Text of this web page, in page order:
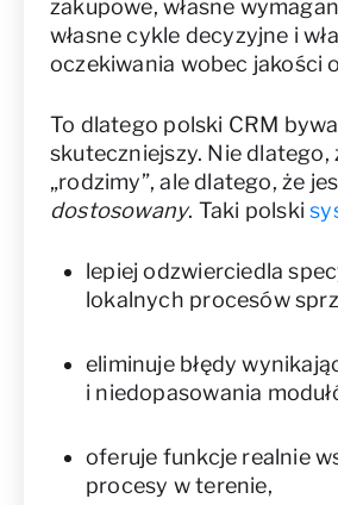
zakupowe, własne
własne cykle decyzyjne i
oczekiwania wobec jakości
To dlatego polski CRM
skuteczniejszy. Nie dlatego,
„rodzimy”, ale dlatego, że
dostosowany. Taki polski
lepiej odzwierciedla
lokalnych procesów
eliminuje błędy
i niedopasowania
oferuje funkcje realnie
procesy w terenie,